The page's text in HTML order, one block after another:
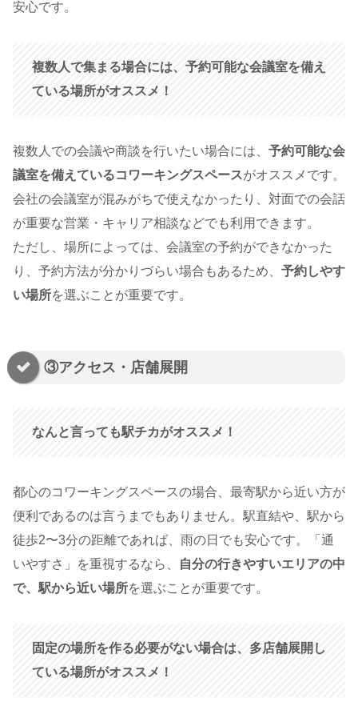
安心です。
複数人で集まる場合には、予約可能な会議室を備え
ている場所がオススメ！
複数人での会議や商談を行いたい場合には、 予約可能な会
議室を備えているコワーキングスペースがオススメです。
会社の会議室が混みがちで使えなかったり、対面での会話
が重要な営業・キャリア相談などでも利用できます。
ただし、場所によっては、会議室の予約ができなかった
り、予約方法が分かりづらい場合もあるため、 予約しやす
い場所を選ぶことが重要です。
③アクセス・店舗展開
なんと言っても駅チカがオススメ！
都心のコワーキングスペースの場合、最寄駅から近い方が
便利であるのは言うまでもありません。駅直結や、駅から
徒歩2〜3分の距離であれば、雨の日でも安心です。「通
いやすさ」を重視するなら、
自分の行きやすいエリアの中
で、駅から近い場所を選ぶことが重要です。
固定の場所を作る必要がない場合は、多店舗展開し
ている場所がオススメ！